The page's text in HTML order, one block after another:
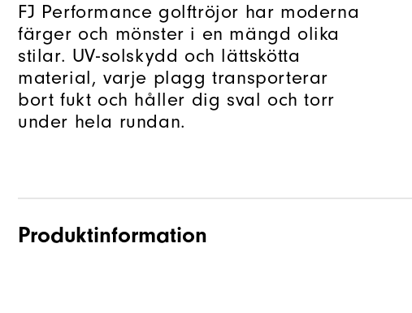
FJ Performance golftröjor har moderna
färger och mönster i en mängd olika
stilar. UV-solskydd och lättskötta
material, varje plagg transporterar
bort fukt och håller dig sval och torr
under hela rundan.
Produktinformation